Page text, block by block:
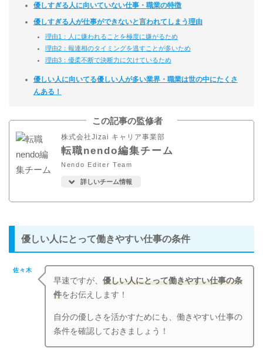
優しすぎる人に向いていない仕事・職業の特徴
優しすぎる人が仕事ができないと言われてしまう理由
理由1：人に嫌われることを極度に嫌がるため
理由2：報連相のタイミングを逃すことが多いため
理由3：優柔不断で決断力に欠けているため
優しい人に向いてる優しい人が多い業界・職業は世の中にたくさ
んある！
この記事の監修者
株式会社Jizai キャリア事業部
転職nendo編集チーム
Nendo Editer Team
詳しいチーム情報
優しい人にとって働きやすい仕事の条件
佐々木
早速ですが、優しい人にとって働きやすい仕事の条
件をお伝えします！
自分の優しさを活かすためにも、働きやすい仕事の
条件を確認しておきましょう！